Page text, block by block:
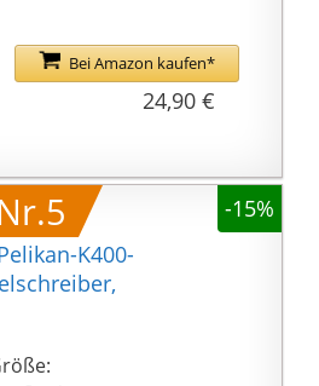
Drehmechanik, mit der
die Mine einfach ein-
und ausgefahren
Der
Kugelschreiber ist mit
Großraummine in
Schreibfarbe Blau
(mit nach
Bei Amazon kaufen*
24,90 €
-15%
K400-